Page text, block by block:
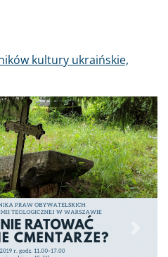
kultury ukraińskie,